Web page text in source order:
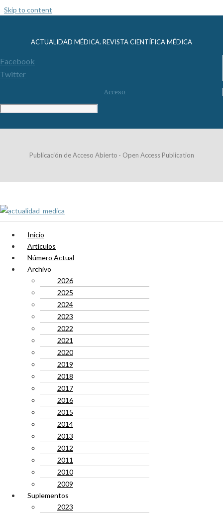
Skip to content
ACTUALIDAD MÉDICA. REVISTA CIENTÍFICA MÉDICA
Facebook
Twitter
Acceso
Publicación de Acceso Abierto · Open Access Publication
Inicio
Artículos
Número Actual
Archivo
2026
2025
2024
2023
2022
2021
2020
2019
2018
2017
2016
2015
2014
2013
2012
2011
2010
2009
Suplementos
2023